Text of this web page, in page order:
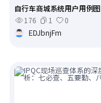
自行车商城系统用户用例图
176
1
0
EDJbnjFm